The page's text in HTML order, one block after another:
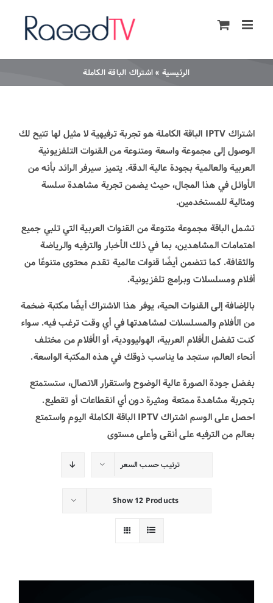
الرئيسية » اشتراك الباقة الكاملة
اشتراك IPTV الباقة الكاملة هو تجربة ترفيهية لا مثيل لها تتيح لك
الوصول إلى مجموعة واسعة ومتنوعة من القنوات التلفزيونية
العربية والعالمية بجودة عالية الدقة. يتميز سيرفر الرائد بأنه من
الأوائل في هذا المجال، حيث يضمن تجربة مشاهدة سلسة
ومثالية للمستخدمين.
تشمل الباقة مجموعة متنوعة من القنوات العربية التي تلبي جميع
اهتمامات المشاهدين، بما في ذلك الأخبار والترفيه والرياضة
والثقافة. كما تتضمن أيضًا قنوات عالمية تقدم محتوى متنوعًا من
أفلام ومسلسلات وبرامج تلفزيونية.
بالإضافة إلى القنوات الحية، يوفر هذا الاشتراك أيضًا مكتبة ضخمة
من الأفلام والمسلسلات لمشاهدتها في أي وقت ترغب فيه. سواء
كنت تفضل الأفلام العربية، الهوليوودية، أو الأفلام من مختلف
أنحاء العالم، ستجد ما يناسب ذوقك في هذه المكتبة الواسعة.
بفضل جودة الصورة عالية الوضوح واستقرار الاتصال، ستستمتع
بتجربة مشاهدة ممتعة ومثيرة دون أي انقطاعات أو تقطيع.
احصل على الوسم اشتراك IPTV الباقة الكاملة اليوم واستمتع
بعالم من الترفيه على أنقى وأعلى مستوى
ترتيب حسب السعر
Show 12 Products